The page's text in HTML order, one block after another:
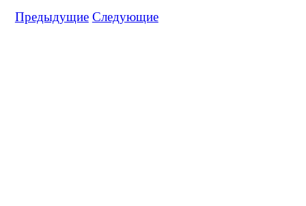
Предыдущие Следующие